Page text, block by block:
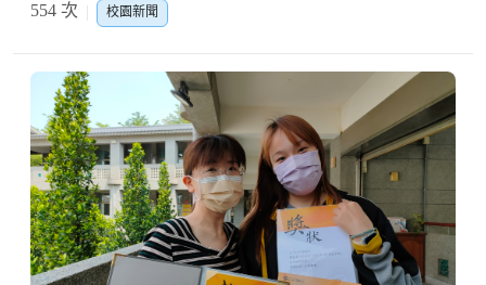
554 次
校園新聞